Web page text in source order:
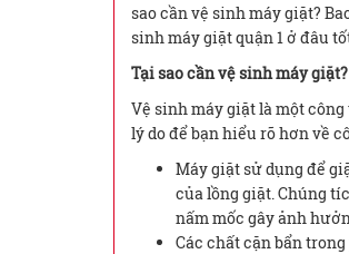
sao cần vệ sinh máy giặt?
sinh máy giặt quận 1 ở đâu
Tại sao cần vệ sinh máy giặt?
Vệ sinh máy giặt là một
lý do để bạn hiểu rõ hơn về
Máy giặt sử dụng để
của lồng giặt. Chúng
nấm mốc gây ảnh
Các chất cặn bẩn